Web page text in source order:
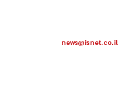
הנחשב לאחת
הישראלי,
למשתתפים השראה
בעיר ובקרב
באגודה.
news@isnet.co.il